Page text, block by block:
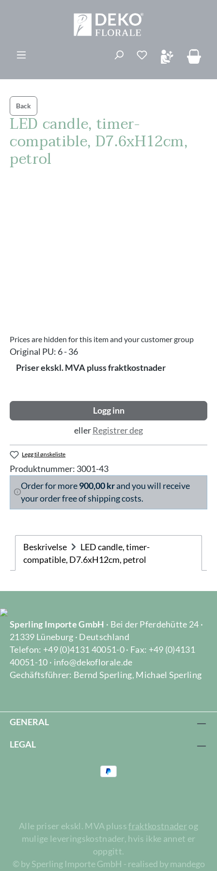
Du har 0
Back
LED candle, timer-
compatible, D7.6xH12cm,
petrol
Prices are hidden for this item and your customer group
Original PU: 6 - 36
Priser ekskl. MVA pluss fraktkostnader
Logg inn
ellerRegistrer deg
Legg til ønskeliste
Produktnummer: 3001-43
Order for more900,00 krand you will receive
your order free of shipping costs.
Beskrivelse
LED candle, timer-
compatible, D7.6xH12cm, petrol
Sperling Importe GmbH · Bei der Pferdehütte 24 ·
21339 Lüneburg · Deutschland
Telefon: +49 (0)4131 40051-0 · Fax: +49 (0)4131
40051-10 · info@dekoflorale.de
Gechäftsführer: Bernd Sperling, Michael Sperling
GENERAL
LEGAL
Alle priser ekskl. MVA plussfraktkostnaderog
mulige leveringskostnader, hvis ikke annet er
oppgitt.
© by Sperling Importe GmbH - realised by mandego